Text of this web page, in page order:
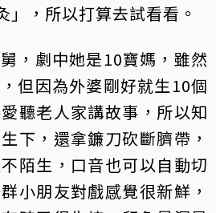
」，所以打算去試看看。
，劇中她是10寶媽，雖然
但因為外婆剛好就生10個
聽老人家講故事，所以知
下，還拿鐮刀砍斷臍帶，
不陌生，口音也可以自動切
小朋友對戲感覺很新鮮，